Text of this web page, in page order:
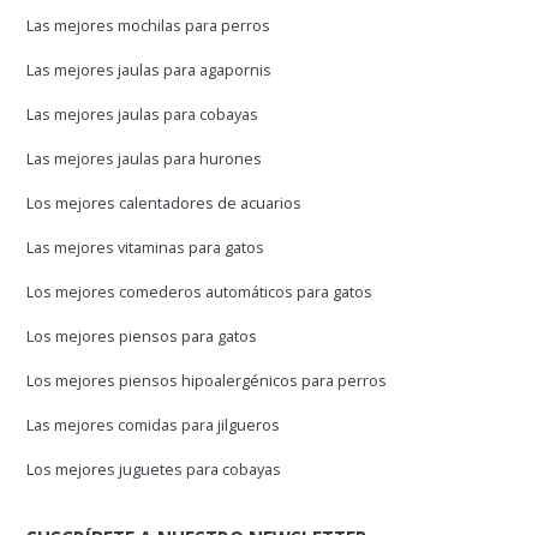
Las mejores mochilas para perros
Las mejores jaulas para agapornis
Las mejores jaulas para cobayas
Las mejores jaulas para hurones
Los mejores calentadores de acuarios
Las mejores vitaminas para gatos
Los mejores comederos automáticos para gatos
Los mejores piensos para gatos
Los mejores piensos hipoalergénicos para perros
Las mejores comidas para jilgueros
Los mejores juguetes para cobayas